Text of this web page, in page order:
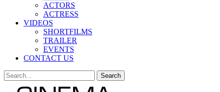
ACTORS
ACTRESS
VIDEOS
SHORTFILMS
TRAILER
EVENTS
CONTACT US